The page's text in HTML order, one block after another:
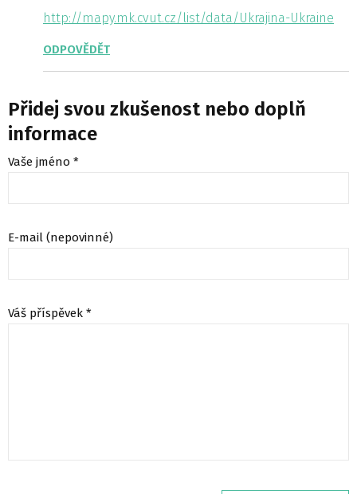
http://mapy.mk.cvut.cz/list/data/Ukrajina-Ukraine
ODPOVĚDĚT
Přidej svou zkušenost nebo doplň
informace
Vaše jméno *
E-mail (nepovinné)
Váš příspěvek *